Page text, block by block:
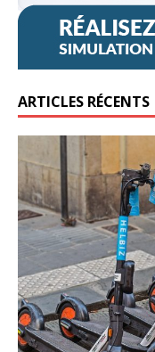
ARTICLES RÉCENTS